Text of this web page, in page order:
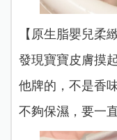
【原生脂嬰兒柔
發現寶寶皮膚摸
他牌的，不是香
不夠保濕，要一